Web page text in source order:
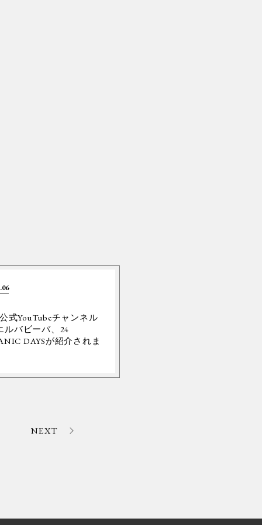
式YouTubeチャンネル
ルバビーバ、24
DAYSが紹介されま
NEXT